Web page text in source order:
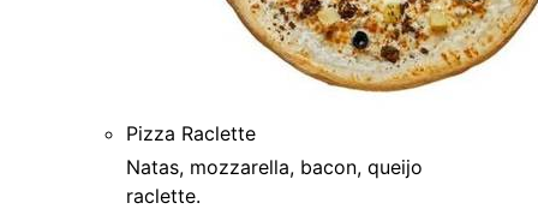
Pizza Raclette
Natas, mozzarella, bacon, queijo
raclette.